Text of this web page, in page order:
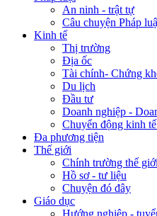
An ninh - trật tự
Câu chuyện Pháp
Kinh tế
Thị trường
Địa ốc
Tài chính- Chứng
Du lịch
Đầu tư
Doanh nghiệp -
Chuyển động kinh
Đa phương tiện
Thế giới
Chính trường thế giới
Hồ sơ - tư liệu
Chuyện đó đây
Giáo dục
Hướng nghiệp -